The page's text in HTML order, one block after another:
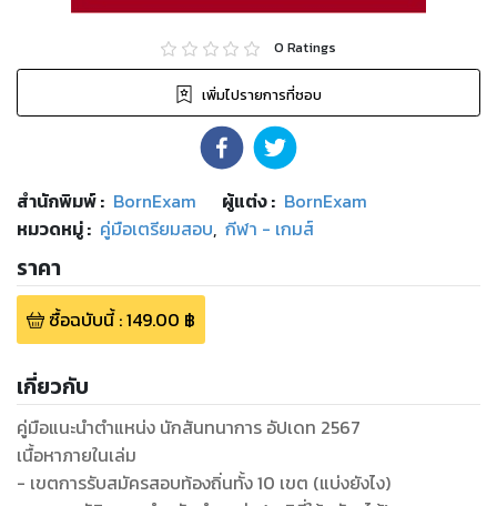
0 Ratings
เพิ่มไปรายการที่ชอบ
สำนักพิมพ์: BornExam ผู้แต่ง : BornExam
หมวดหมู่: คู่มือเตรียมสอบ, กีฬา - เกมส์
ราคา
ซื้อฉบับนี้:149.00 ฿
เกี่ยวกับ
คู่มือแนะนำตำแหน่ง นักสันทนาการ อัปเดท 2567
เนื้อหาภายในเล่ม
- เขตการรับสมัครสอบท้องถิ่นทั้ง 10 เขต (แบ่งยังไง)